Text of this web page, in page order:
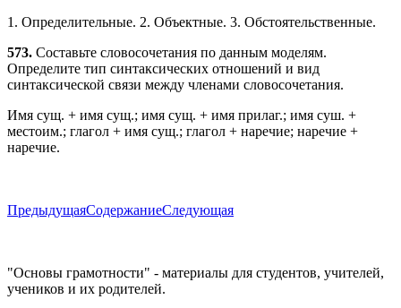
1. Определительные. 2. Объектные. 3. Обстоятельственные.
573. Составьте словосочетания по данным моделям.
Определите тип синтаксических отношений и вид
синтаксической связи между членами словосочетания.
Имя сущ. + имя сущ.; имя сущ. + имя прилаг.; имя суш. +
местоим.; глагол + имя сущ.; глагол + наречие; наречие +
наречие.
ПредыдущаяСодержаниеСледующая
"Основы грамотности" - материалы для студентов, учителей,
учеников и их родителей.